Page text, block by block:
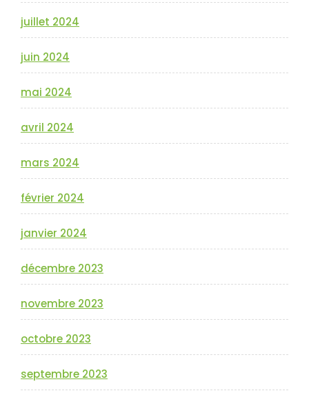
juillet 2024
juin 2024
mai 2024
avril 2024
mars 2024
février 2024
janvier 2024
décembre 2023
novembre 2023
octobre 2023
septembre 2023